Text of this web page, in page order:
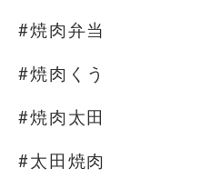
#焼肉弁当
#焼肉くう
#焼肉太田
#太田焼肉